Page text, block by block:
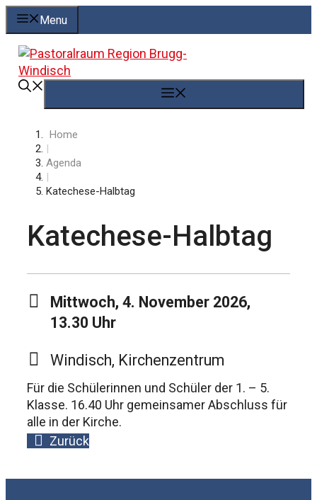
Springe
zum
Inhalt
Menu
Home
|
Agenda
|
Katechese-Halbtag
Katechese-Halbtag
Mittwoch, 4. November 2026,
13.30 Uhr
Windisch, Kirchenzentrum
Für die Schülerinnen und Schüler der 1. – 5.
Klasse. 16.40 Uhr gemeinsamer Abschluss für
alle in der Kirche.
Zurück